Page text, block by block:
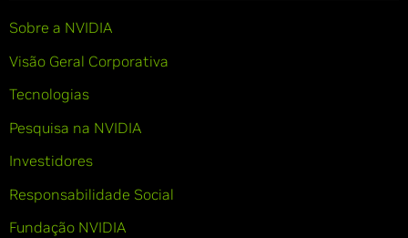
Sobre a NVIDIA
Visão Geral Corporativa
Tecnologias
Pesquisa na NVIDIA
Investidores
Responsabilidade Social
Fundação NVIDIA